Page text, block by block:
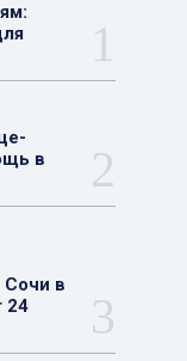
в
Сочи в
24